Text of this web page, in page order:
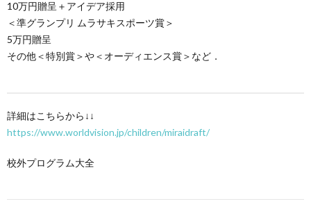
10万円贈呈＋アイデア採用
＜準グランプリ ムラサキスポーツ賞＞
5万円贈呈
その他＜特別賞＞や＜オーディエンス賞＞など．
詳細はこちらから↓↓
https://www.worldvision.jp/children/miraidraft/
校外プログラム大全